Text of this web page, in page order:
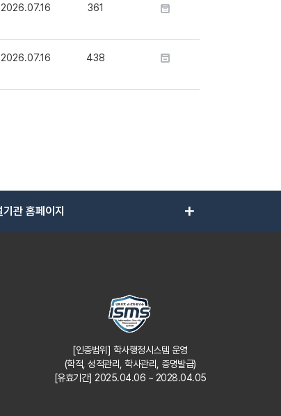
2026.07.16 361
2026.07.16 438
관 홈페이지 add
[인증범위] 학사행정시스템 운영
(학적, 성적관리, 학사관리, 증명발급)
[유효기간] 2025.04.06 ~ 2028.04.05